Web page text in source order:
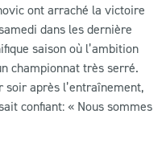
ont arraché la victoire
dans les dernière
saison où l’ambition
championnat très serré.
soir après l’entraînement,
confiant: « Nous sommes